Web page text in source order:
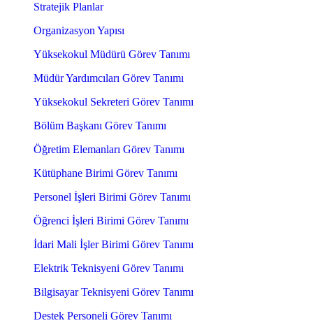
Stratejik Planlar
Organizasyon Yapısı
Yüksekokul Müdürü Görev Tanımı
Müdür Yardımcıları Görev Tanımı
Yüksekokul Sekreteri Görev Tanımı
Bölüm Başkanı Görev Tanımı
Öğretim Elemanları Görev Tanımı
Kütüphane Birimi Görev Tanımı
Personel İşleri Birimi Görev Tanımı
Öğrenci İşleri Birimi Görev Tanımı
İdari Mali İşler Birimi Görev Tanımı
Elektrik Teknisyeni Görev Tanımı
Bilgisayar Teknisyeni Görev Tanımı
Destek Personeli Görev Tanımı